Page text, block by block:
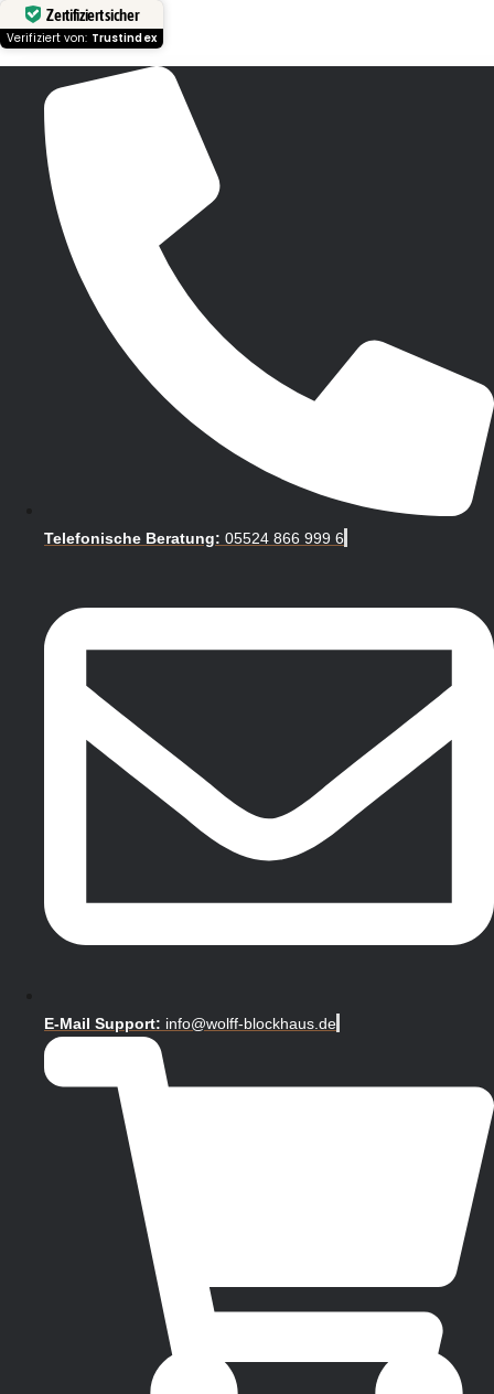
Zertifiziert sicher
Verifiziert von: Trustindex
Telefonische Beratung: 05524 866 999 6
E-Mail Support: info@wolff-blockhaus.de